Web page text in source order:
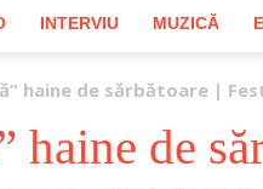
INTERVIU MUZICĂ
haine de sărbătoare |
haine de